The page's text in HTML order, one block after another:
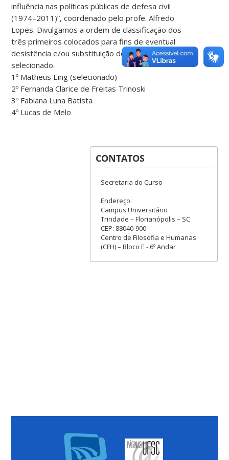
influência nas políticas públicas de defesa civil
(1974–2011)”, coordenado pelo profe. Alfredo
Lopes. Divulgamos a ordem de classificação dos
três primeiros colocados para fins de eventual
desistência e/ou substituição do bolsista
selecionado.
1º Matheus Eing (selecionado)
2º Fernanda Clarice de Freitas Trinoski
3º Fabiana Luna Batista
4º Lucas de Melo
CONTATOS
Secretaria do Curso
Endereço:
Campus Universitário
Trindade – Florianópolis – SC
CEP: 88040-900
Centro de Filosofia e Humanas
(CFH) – Bloco E - 6º Andar